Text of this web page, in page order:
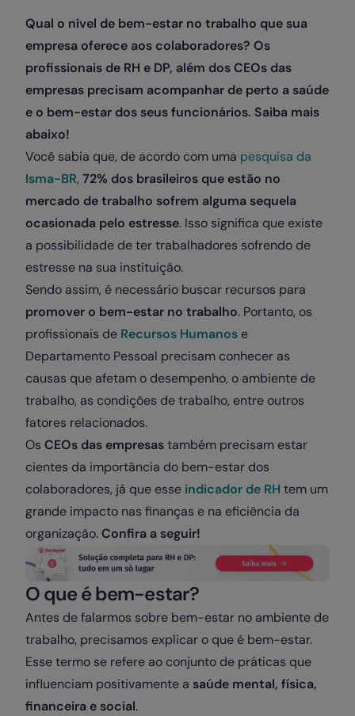
Qual o nível de bem-estar no trabalho que sua
empresa oferece aos colaboradores? Os
profissionais de RH e DP, além dos CEOs das
empresas precisam acompanhar de perto a saúde
e o bem-estar dos seus funcionários. Saiba mais
abaixo!
Você sabia que, de acordo com uma pesquisa da
Isma-BR, 72% dos brasileiros que estão no
mercado de trabalho sofrem alguma sequela
ocasionada pelo estresse. Isso significa que existe
a possibilidade de ter trabalhadores sofrendo de
estresse na sua instituição.
Sendo assim, é necessário buscar recursos para
promover o bem-estar no trabalho. Portanto, os
profissionais de Recursos Humanos e
Departamento Pessoal precisam conhecer as
causas que afetam o desempenho, o ambiente de
trabalho, as condições de trabalho, entre outros
fatores relacionados.
Os CEOs das empresastambém precisam estar
cientes da importância do bem-estar dos
colaboradores, já que esse indicador de RH tem um
grande impacto nas finanças e na eficiência da
organização.Confira a seguir!
O que é bem-estar?
Antes de falarmos sobre bem-estar no ambiente de
trabalho, precisamos explicar o que é bem-estar.
Esse termo se refere ao conjunto de práticas que
influenciam positivamente a saúde mental, física,
financeira e social.